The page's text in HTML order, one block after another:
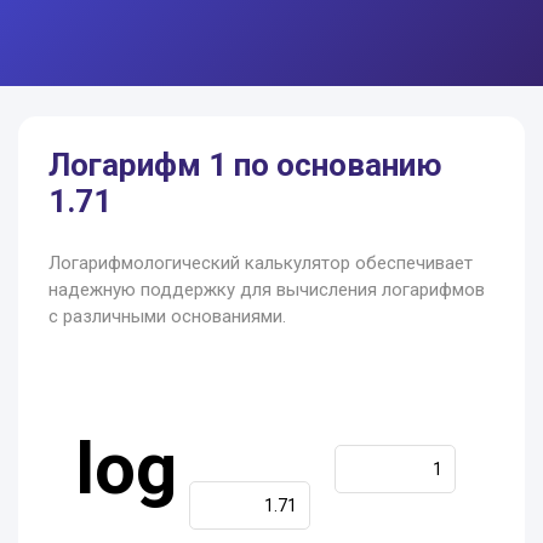
Логарифм 1 по основанию
1.71
Логарифмологический калькулятор обеспечивает
надежную поддержку для вычисления логарифмов
с различными основаниями.
log